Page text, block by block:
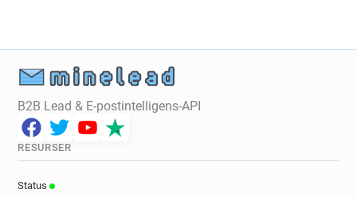
B2B Lead & E-postintelligens-API
RESURSER
Status